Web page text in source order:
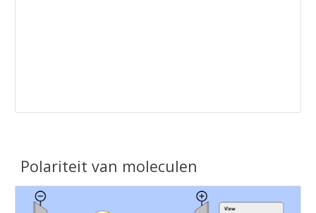
Polariteit van moleculen